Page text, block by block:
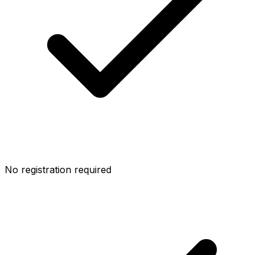
No registration required